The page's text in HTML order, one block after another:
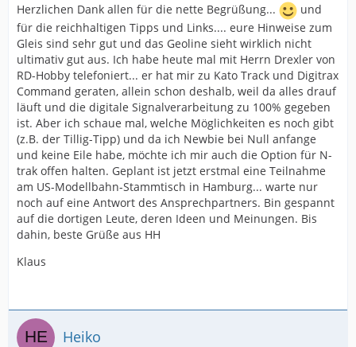
Herzlichen Dank allen für die nette Begrüßung...
und
für die reichhaltigen Tipps und Links.... eure Hinweise zum
Gleis sind sehr gut und das Geoline sieht wirklich nicht
ultimativ gut aus. Ich habe heute mal mit Herrn Drexler von
RD-Hobby telefoniert... er hat mir zu Kato Track und Digitrax
Command geraten, allein schon deshalb, weil da alles drauf
läuft und die digitale Signalverarbeitung zu 100% gegeben
ist. Aber ich schaue mal, welche Möglichkeiten es noch gibt
(z.B. der Tillig-Tipp) und da ich Newbie bei Null anfange
und keine Eile habe, möchte ich mir auch die Option für N-
trak offen halten. Geplant ist jetzt erstmal eine Teilnahme
am US-Modellbahn-Stammtisch in Hamburg... warte nur
noch auf eine Antwort des Ansprechpartners. Bin gespannt
auf die dortigen Leute, deren Ideen und Meinungen. Bis
dahin, beste Grüße aus HH
Klaus
Heiko